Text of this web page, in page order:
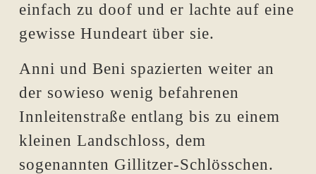
einfach zu doof und er lachte auf eine
gewisse Hundeart über sie.
Anni und Beni spazierten weiter an
der sowieso wenig befahrenen
Innleitenstraße entlang bis zu einem
kleinen Landschloss, dem
sogenannten Gillitzer-Schlösschen.